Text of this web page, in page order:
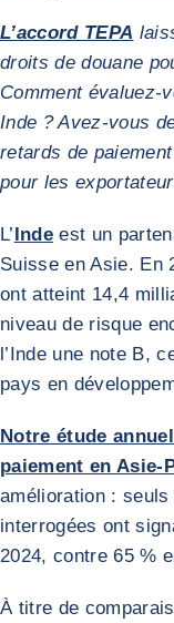
L’accord TEPA
droits de douane
Comment évaluez-
Inde ? Avez-vous
retards de
pour les
L’Inde est un
Suisse en Asie. En
ont atteint 14,4
niveau de risque
l’Inde une note B,
pays en
Notre étude
paiement en Asie-
amélioration :
interrogées ont
2024, contre 65 %
À titre de